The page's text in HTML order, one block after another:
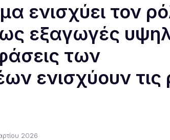
ενισχύει τον
ως εξαγωγές
των
ενισχύουν τις
2026